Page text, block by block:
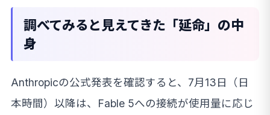
調べてみると見えてきた「延命」の中
身
Anthropicの公式発表を確認すると、7月13日（日
本時間）以降は、Fable 5への接続が使用量に応じ